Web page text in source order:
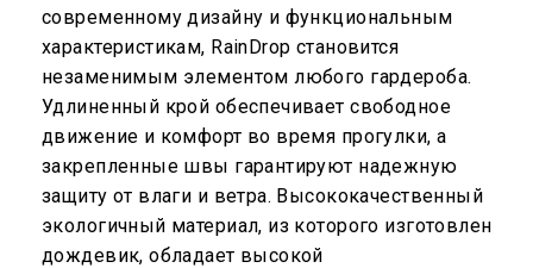
современному дизайну и функциональным
характеристикам, RainDrop становится
незаменимым элементом любого гардероба.
Удлиненный крой обеспечивает свободное
движение и комфорт во время прогулки, а
закрепленные швы гарантируют надежную
защиту от влаги и ветра. Высококачественный
экологичный материал, из которого изготовлен
дождевик, обладает высокой